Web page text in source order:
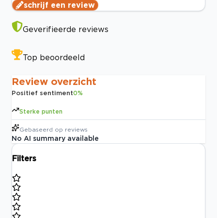
schrijf een review
Geverifieerde reviews
Top beoordeeld
Review overzicht
Positief sentiment0%
Sterke punten
Gebaseerd op reviews
No AI summary available
Filters